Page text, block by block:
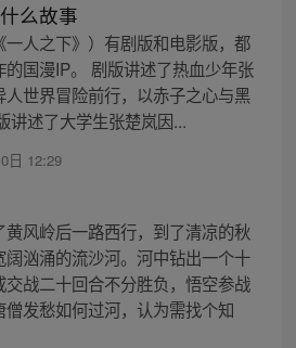
么故事
一人之下》）有剧版和电影版，都
国漫IP。 剧版讲述了热血少年张
世界冒险前行，以赤子之心与黑
讲述了大学生张楚岚因...
日 12:29
风岭后一路西行，到了清凉的秋
汹涌的流沙河。河中钻出一个十
战二十回合不分胜负，悟空参战
发愁如何过河，认为需找个知